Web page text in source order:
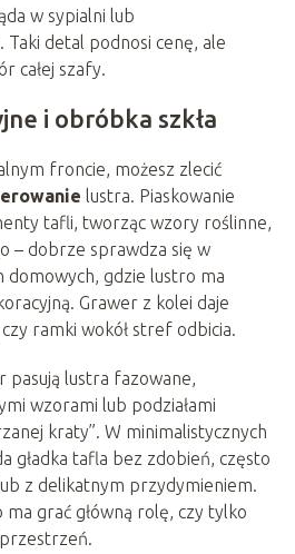
w sypialni lub
detal podnosi cenę, ale
całej szafy.
i obróbka szkła
froncie, możesz zlecić
lustra. Piaskowanie
tafli, tworząc wzory roślinne,
– dobrze sprawdza się w
domowych, gdzie lustro ma
Grawer z kolei daje
ramki wokół stref odbicia.
pasują lustra fazowane,
wzorami lub podziałami
kraty”. W minimalistycznych
gładka tafla bez zdobień, często
z delikatnym przydymieniem.
grać główną rolę, czy tylko